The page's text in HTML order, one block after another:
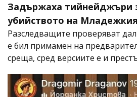
Задържаха тийнейджъри
убийството на
Разследващите проверяват
е бил примамен на
среща, сред версиите е и